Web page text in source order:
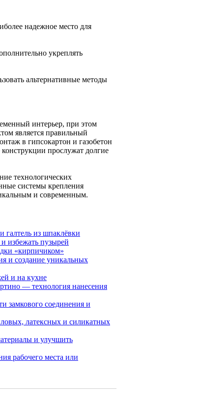
надежное место для
укреплять
альтернативные методы
интерьер, при этом
является правильный
в гипсокартон и газобетон
прослужат долгие
технологических
системы крепления
и современным.
из шпаклёвки
избежать пузырей
«кирпичиком»
и создание уникальных
и на кухне
— технология нанесения
замкового соединения и
латексных и силикатных
и улучшить
рабочего места или